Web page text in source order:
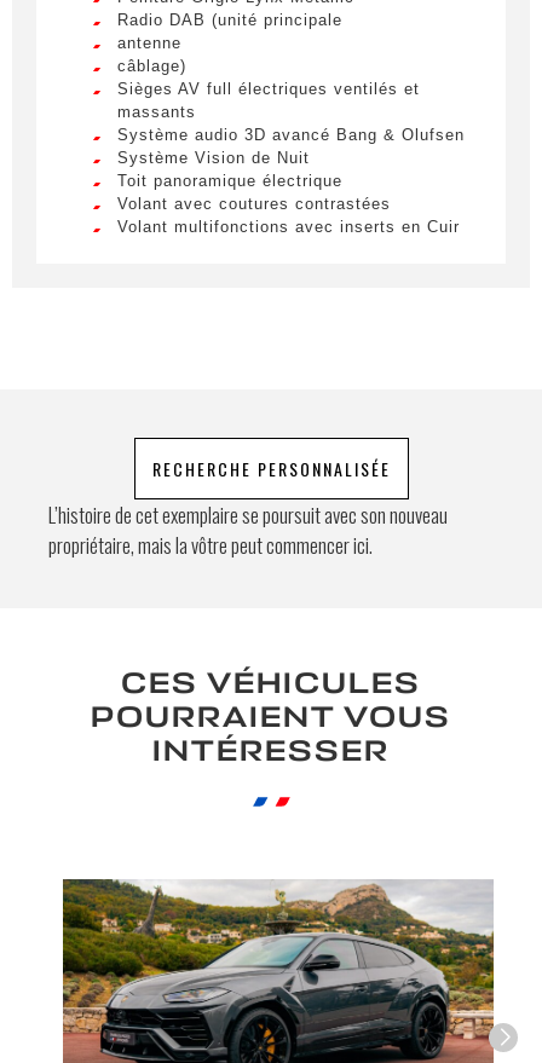
*
Prénom
E-mail *
Demande spéciale
commerciale.
Envoyer
Lorem ipsum dolor sit amet, consectetur
adipiscing elit. Ut a elit sed nisl pulvinar
egestas a vel nibh. Sed aliquam varius
feugiat. Suspendisse finibus nec nibh eget
ultricies. Mauris et malesuada augue.
Lorem ipsum dolor sit amet, consectetur
adipiscing elit. Ut a elit sed nisl pulvinar
egestas a vel nibh. Sed aliquam varius
feugiat. Suspendisse finibus nec nibh eget
Radio DAB (unité principale
antenne
câblage)
Sièges AV full électriques ventilés et
massants
Système audio 3D avancé Bang & Olufsen
Système Vision de Nuit
Toit panoramique électrique
Volant avec coutures contrastées
Volant multifonctions avec inserts en Cuir
RECHERCHE PERSONNALISÉE
L’histoire de cet exemplaire se poursuit avec son nouveau
propriétaire, mais la vôtre peut commencer ici.
CES VÉHICULES
POURRAIENT VOUS
INTÉRESSER